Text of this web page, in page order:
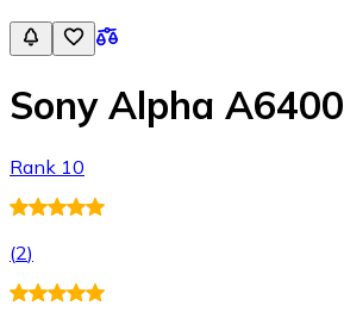
Sony Alpha A6400
Rank 10
(2)